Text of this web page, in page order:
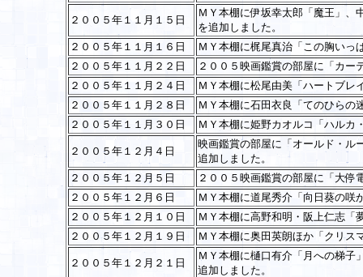
２００５年１１月１５日
ＭＹ本棚に伊坂幸太郎「魔王」、
を追加しました。
２００５年１１月１６日
ＭＹ本棚に梶尾真治「この胸いっ
２００５年１１月２２日
２００５映画鑑賞の部屋に「カー
２００５年１１月２４日
ＭＹ本棚に松尾由美「ハートブレ
２００５年１１月２８日
ＭＹ本棚に石田衣良「てのひらの
２００５年１１月３０日
ＭＹ本棚に姫野カオルコ「ハルカ
２００５年１２月４日
映画鑑賞の部屋に「オールド・ル
追加しました。
２００５年１２月５日
２００５映画鑑賞の部屋に「大停
２００５年１２月６日
ＭＹ本棚に道尾秀介「向日葵の咲
２００５年１２月１０日
ＭＹ本棚に高野和明・阪上仁志「
２００５年１２月１９日
ＭＹ本棚に奥田英朗ほか「クリス
２００５年１２月２１日
ＭＹ本棚に樋口有介「月への梯子
追加しました。